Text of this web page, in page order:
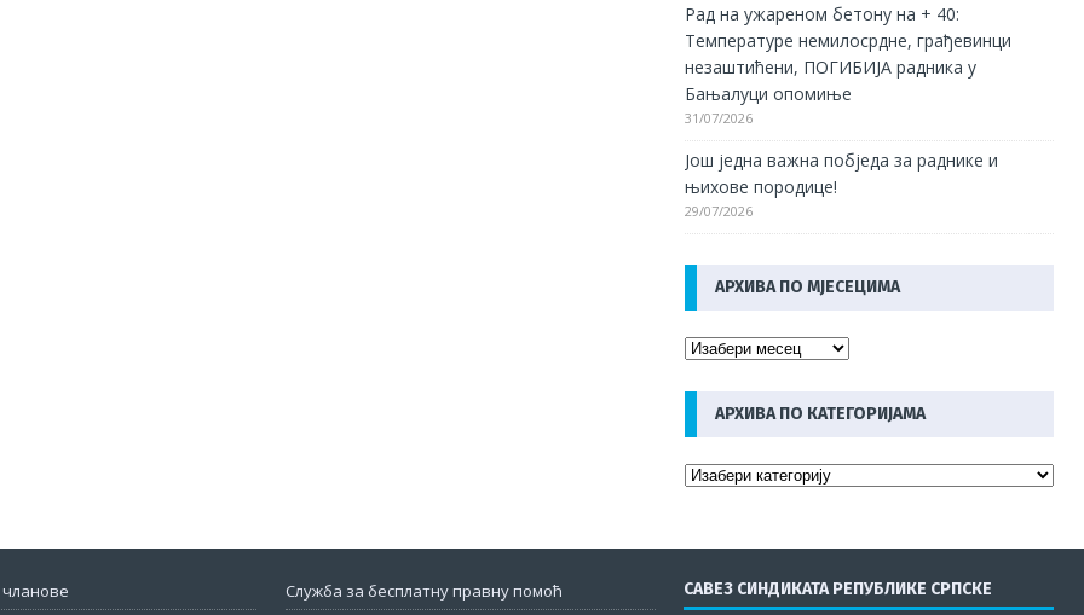
Рад на ужареном бетону на + 40:
Температуре немилосрдне, грађевинци
незаштићени, ПОГИБИЈА радника у
Бањалуци опомиње
31/07/2026
Још једна важна побједа за раднике и
њихове породице!
29/07/2026
АРХИВА ПО МЈЕСЕЦИМА
АРХИВА ПО КАТЕГОРИЈАМА
Служба за бесплатну правну помоћ
САВЕЗ СИНДИКАТА РЕПУБЛИКЕ СРПСКЕ